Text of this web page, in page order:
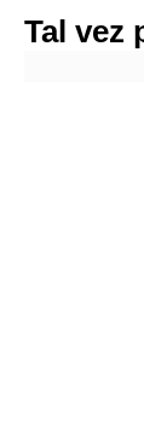
Tal vez